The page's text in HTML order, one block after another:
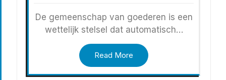
De gemeenschap van goederen is een
wettelijk stelsel dat automatisch…
Read More